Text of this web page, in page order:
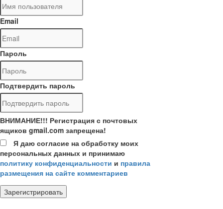
Email
Пароль
Подтвердить пароль
ВНИМАНИЕ!!! Регистрация с почтовых
ящиков gmail.com запрещена!
Я даю согласие на обработку моих
персональных данных и принимаю
политику конфиденциальности и правила
размещения на сайте комментариев
Зарегистрировать